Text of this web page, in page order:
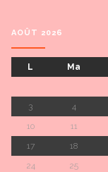
AOÛT 2026
L Ma
3
4
10
11
17
18
24
25